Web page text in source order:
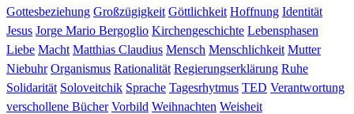
Gottesbeziehung Großzügigkeit Göttlichkeit Hoffnung Identität
Jesus Jorge Mario Bergoglio Kirchengeschichte Lebensphasen
Liebe Macht Matthias Claudius Mensch Menschlichkeit Mutter
Niebuhr Organismus Rationalität Regierungserklärung Ruhe
Solidarität Soloveitchik Sprache Tagesrhytmus TED Verantwortung
verschollene Bücher Vorbild Weihnachten Weisheit